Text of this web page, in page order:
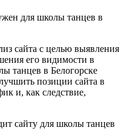
для школы танцев в
сайта с целью выявления
его видимости в
танцев в Белогорске
позиции сайта в
и, как следствие,
сайту для школы танцев